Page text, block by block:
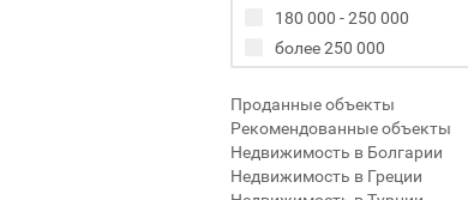
180 000 - 250 000
более 250 000
Проданные объекты
Рекомендованные объекты
Недвижимость в Болгарии
Недвижимость в Греции